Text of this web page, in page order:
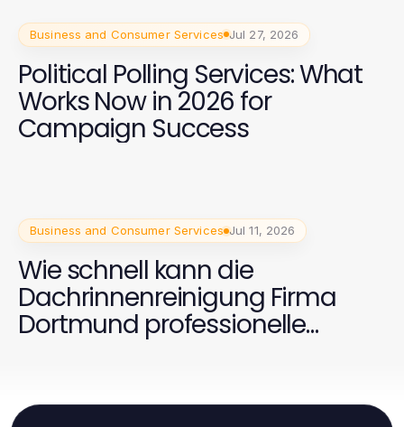
Business and Consumer Services Jul 27, 2026
Political Polling Services: What
Works Now in 2026 for
Campaign Success
Business and Consumer Services Jul 11, 2026
Wie schnell kann die
Dachrinnenreinigung Firma
Dortmund professionelle